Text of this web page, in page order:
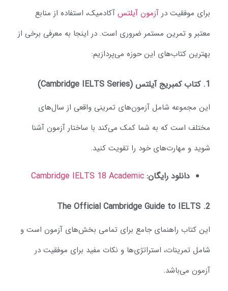
موفقیت درآزمون آیلتس آکادمیک، استفاده از منابع
و تمرین مستمر ضروری است. در اینجا به معرفی برخی از
کتاب‌های این حوزه می‌پردازیم:
کتاب کمبریج آیلتس (Cambridge IELTS Series)
مجموعه شامل آزمون‌های تمرینی واقعی از سال‌های
است که به شما کمک می‌کند با ساختار آزمون آشنا
و مهارت‌های خود را تقویت کنید.
دانلود رایگان: Cambridge IELTS 18 Academic
The Official Cambridge Guide to IELTS
کتاب راهنمای جامع برای تمامی بخش‌های آزمون است و
تمرینات، استراتژی‌ها و نکات مفید برای موفقیت در
می‌باشد.